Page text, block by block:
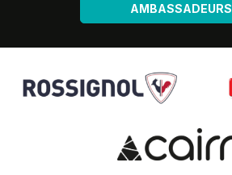
AMBASSADEURS